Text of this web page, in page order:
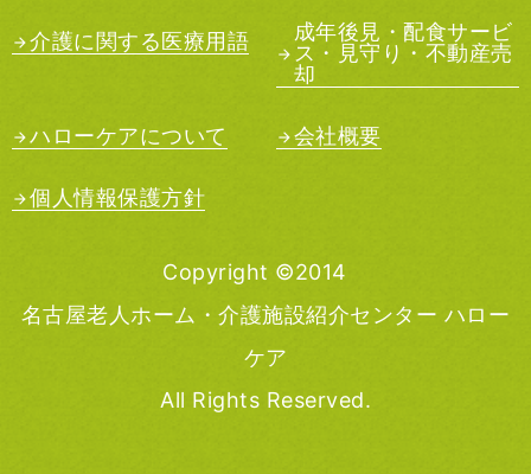
介護に関する医療用語
成年後見・配食サービ
ス・見守り・不動産売
却
ハローケアについて 会社概要
個人情報保護方針
Copyright ©2014
名古屋老人ホーム・介護施設紹介センター ハロー
ケア
All Rights Reserved.